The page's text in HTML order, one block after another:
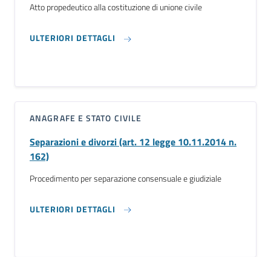
Atto propedeutico alla costituzione di unione civile
ULTERIORI DETTAGLI
ANAGRAFE E STATO CIVILE
Separazioni e divorzi (art. 12 legge 10.11.2014 n.
162)
Procedimento per separazione consensuale e giudiziale
ULTERIORI DETTAGLI